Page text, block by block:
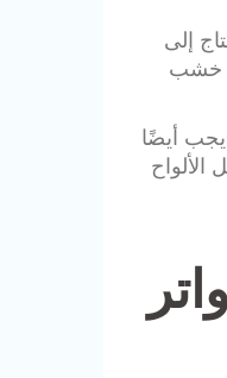
إلى
خشب
يجب أيضًا
الألواح